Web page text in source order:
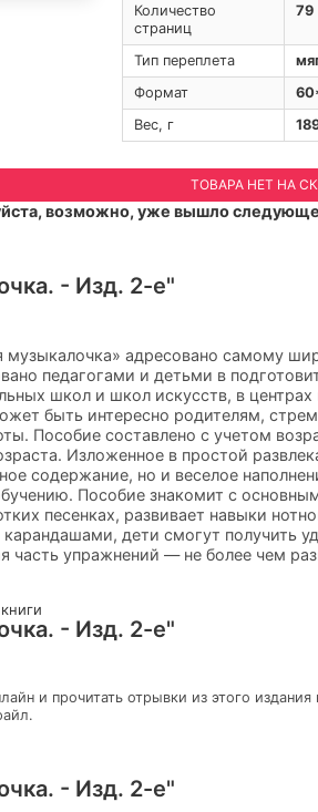
Количество
страниц
79
Тип переплета
Формат
Вес, г
ТОВАРА НЕТ НА
возможно, уже вышло
- Изд. 2-е"
музыкалочка» адресовано самому
педагогами и детьми в
школ и школ искусств, в
быть интересно родителям,
Пособие составлено с учетом
Изложенное в простой
содержание, но и веселое
Пособие знакомит с
песенках, развивает навыки
дети смогут получить
часть упражнений — не более чем
- Изд. 2-е"
и прочитать отрывки из этого
- Изд. 2-е"